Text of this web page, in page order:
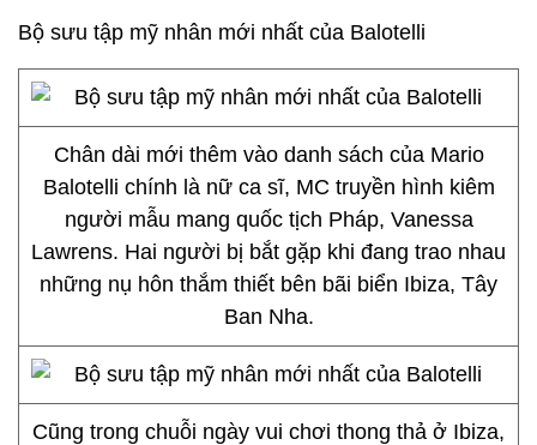
Bộ sưu tập mỹ nhân mới nhất của Balotelli
Chân dài mới thêm vào danh sách của Mario
Balotelli chính là nữ ca sĩ, MC truyền hình kiêm
người mẫu mang quốc tịch Pháp, Vanessa
Lawrens. Hai người bị bắt gặp khi đang trao nhau
những nụ hôn thắm thiết bên bãi biển Ibiza, Tây
Ban Nha.
Cũng trong chuỗi ngày vui chơi thong thả ở Ibiza,